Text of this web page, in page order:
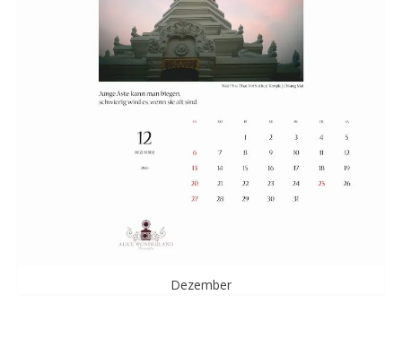
Dezember